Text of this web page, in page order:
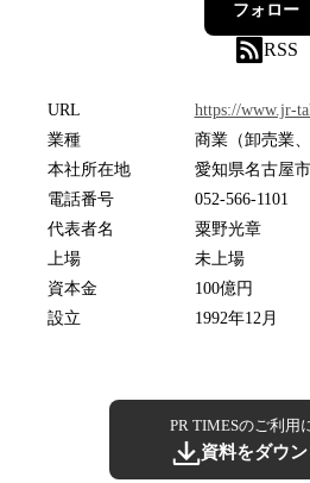
フォロー
RSS
URL
https://www.jr-
業種
商業（卸売業、
本社所在地
愛知県名古屋
電話番号
052-566-1101
代表者名
粟野光章
上場
未上場
資本金
100億円
設立
1992年12月
PR TIMESのご利用
資料をダウ